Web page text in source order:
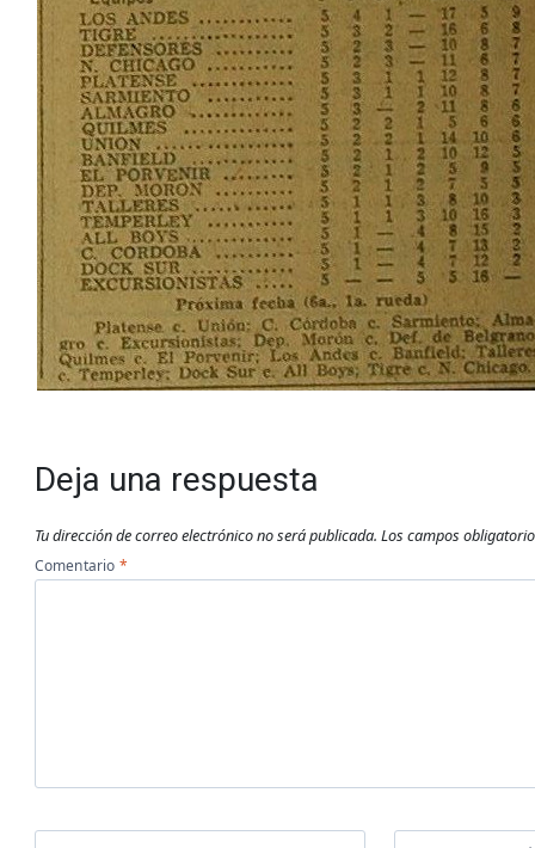
Deja una respuesta
Tu dirección de correo electrónico no será publicada. Los campos
Comentario *